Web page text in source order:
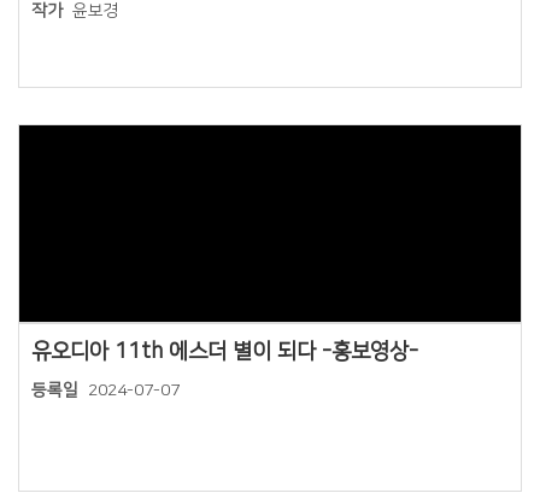
작가 윤보경
유오디아 11th 에스더 별이 되다 -홍보영상-
등록일 2024-07-07